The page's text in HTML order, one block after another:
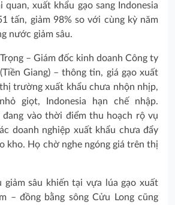
quan, xuất khẩu gạo sang Indonesia
tấn, giảm 98% so với cùng kỳ năm
nước giảm sâu.
– Giám đốc kinh doanh Công ty
Giang) – thông tin, giá gạo xuất
trường xuất khẩu chưa nhộn nhịp,
giọt, Indonesia hạn chế nhập.
đang vào thời điểm thu hoạch rộ vụ
doanh nghiệp xuất khẩu chưa đẩy
kho. Họ chờ nghe ngóng giá trên thị
giảm sâu khiến tại vựa lúa gạo xuất
– đồng bằng sông Cửu Long cũng